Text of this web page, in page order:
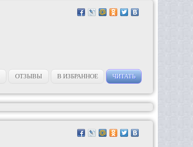
ОТЗЫВЫ В ИЗБРАННОЕ ЧИТАТЬ